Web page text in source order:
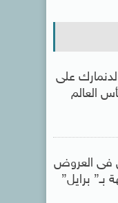
على
العالم
فى العروض
برايل”